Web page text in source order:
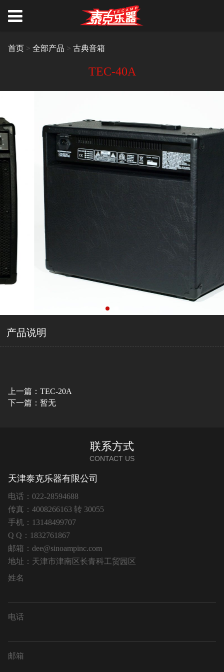
首页> 全部产品 > 古典音箱
TEC-40A
产品说明
上一篇：TEC-20A
下一篇：暂无
联系方式
CONTACT US
天津泰克乐器有限公司
电话：022-28594688
传真：4008266163 转 30055
手机：13148499707
Q Q：1832761867
邮箱：dee@sinoampinc.com
地址：天津市津南区长青科工贸园区
姓名
电话
邮箱